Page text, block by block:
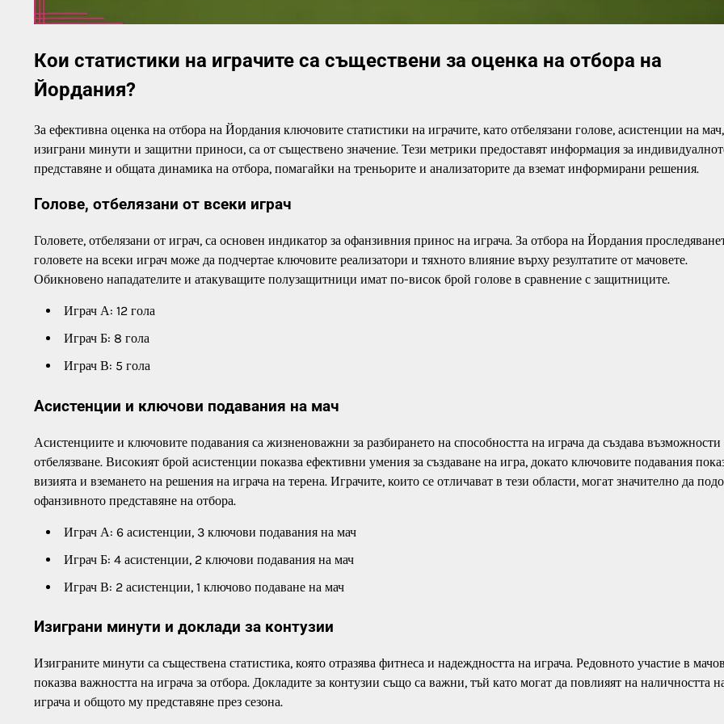
Кои статистики на играчите са съществени за оценка на отбора на
Йордания?
За ефективна оценка на отбора на Йордания ключовите статистики на играчите, като отбелязани голове, асистенции на мач,
изиграни минути и защитни приноси, са от съществено значение. Тези метрики предоставят информация за
представяне и общата динамика на отбора, помагайки на треньорите и анализаторите да вземат информирани решения.
Голове, отбелязани от всеки играч
Головете, отбелязани от играч, са основен индикатор за офанзивния принос на играча. За отбора на Йордания
головете на всеки играч може да подчертае ключовите реализатори и тяхното влияние върху резултатите от мачовете.
Обикновено нападателите и атакуващите полузащитници имат по-висок брой голове в сравнение с защитниците.
Играч А: 12 гола
Играч Б: 8 гола
Играч В: 5 гола
Асистенции и ключови подавания на мач
Асистенциите и ключовите подавания са жизненоважни за разбирането на способността на играча да създава възможности
отбелязване. Високият брой асистенции показва ефективни умения за създаване на игра, докато ключовите подавания
визията и вземането на решения на играча на терена. Играчите, които се отличават в тези области, могат значително да
офанзивното представяне на отбора.
Играч А: 6 асистенции, 3 ключови подавания на мач
Играч Б: 4 асистенции, 2 ключови подавания на мач
Играч В: 2 асистенции, 1 ключово подаване на мач
Изиграни минути и доклади за контузии
Изиграните минути са съществена статистика, която отразява фитнеса и надеждността на играча. Редовното участие в
показва важността на играча за отбора. Докладите за контузии също са важни, тъй като могат да повлияят на наличността
играча и общото му представяне през сезона.